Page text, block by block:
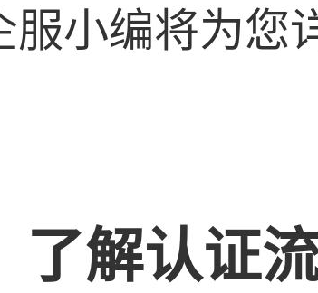
服小编将为您
了解认证